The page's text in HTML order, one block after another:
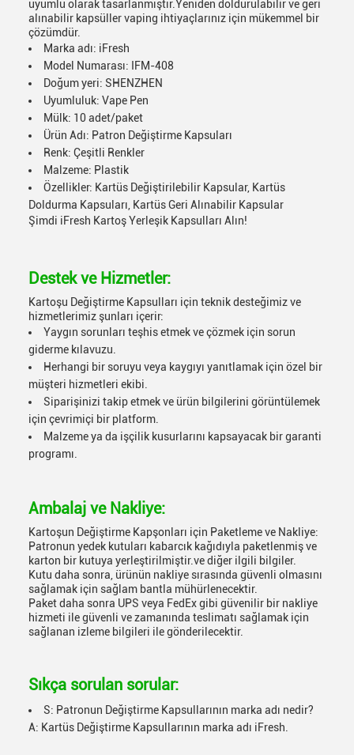
uyumlu olarak tasarlanmıştır.Yeniden doldurulabilir ve geri
alınabilir kapsüller vaping ihtiyaçlarınız için mükemmel bir
çözümdür.
Marka adı: iFresh
Model Numarası: IFM-408
Doğum yeri: SHENZHEN
Uyumluluk: Vape Pen
Mülk: 10 adet/paket
Ürün Adı: Patron Değiştirme Kapsuları
Renk: Çeşitli Renkler
Malzeme: Plastik
Özellikler: Kartüs Değiştirilebilir Kapsular, Kartüs
Doldurma Kapsuları, Kartüs Geri Alınabilir Kapsular
Şimdi iFresh Kartoş Yerleşik Kapsulları Alın!
Destek ve Hizmetler:
Kartoşu Değiştirme Kapsulları için teknik desteğimiz ve
hizmetlerimiz şunları içerir:
Yaygın sorunları teşhis etmek ve çözmek için sorun
giderme kılavuzu.
Herhangi bir soruyu veya kaygıyı yanıtlamak için özel bir
müşteri hizmetleri ekibi.
Siparişinizi takip etmek ve ürün bilgilerini görüntülemek
için çevrimiçi bir platform.
Malzeme ya da işçilik kusurlarını kapsayacak bir garanti
programı.
Ambalaj ve Nakliye:
Kartoşun Değiştirme Kapşonları için Paketleme ve Nakliye:
Patronun yedek kutuları kabarcık kağıdıyla paketlenmiş ve
karton bir kutuya yerleştirilmiştir.ve diğer ilgili bilgiler.
Kutu daha sonra, ürünün nakliye sırasında güvenli olmasını
sağlamak için sağlam bantla mühürlenecektir.
Paket daha sonra UPS veya FedEx gibi güvenilir bir nakliye
hizmeti ile güvenli ve zamanında teslimatı sağlamak için
sağlanan izleme bilgileri ile gönderilecektir.
Sıkça sorulan sorular:
S: Patronun Değiştirme Kapsullarının marka adı nedir?
A: Kartüs Değiştirme Kapsullarının marka adı iFresh.